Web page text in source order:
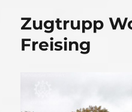
Zugtrupp
Freising